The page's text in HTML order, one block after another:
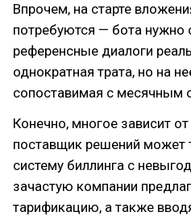
Впрочем, на старте
потребуются — бота нужно
референсные диалоги
однократная трата, но на
сопоставимая с месячным
Конечно, многое зависит
поставщик решений может
систему биллинга с
зачастую компании
тарификацию, а также